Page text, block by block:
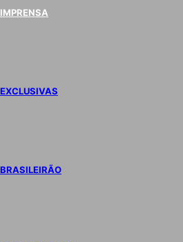
IMPRENSA
EXCLUSIVAS
BRASILEIRÃO